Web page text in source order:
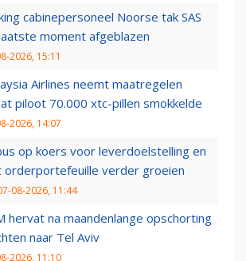
cabinepersoneel Noorse tak SAS
moment afgeblazen
2026, 15:11
Airlines neemt maatregelen
piloot 70.000 xtc-pillen smokkelde
2026, 14:07
op koers voor leverdoelstelling en
orderportefeuille verder groeien
08-2026, 11:44
hervat na maandenlange opschorting
naar Tel Aviv
2026, 11:10